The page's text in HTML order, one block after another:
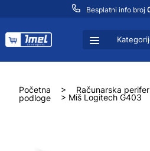
Besplatni info broj
Početna > Računarska
podloge
> Miš Logitech G403